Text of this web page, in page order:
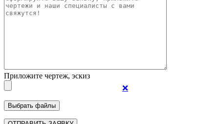
Приложите чертеж, эскиз
❌